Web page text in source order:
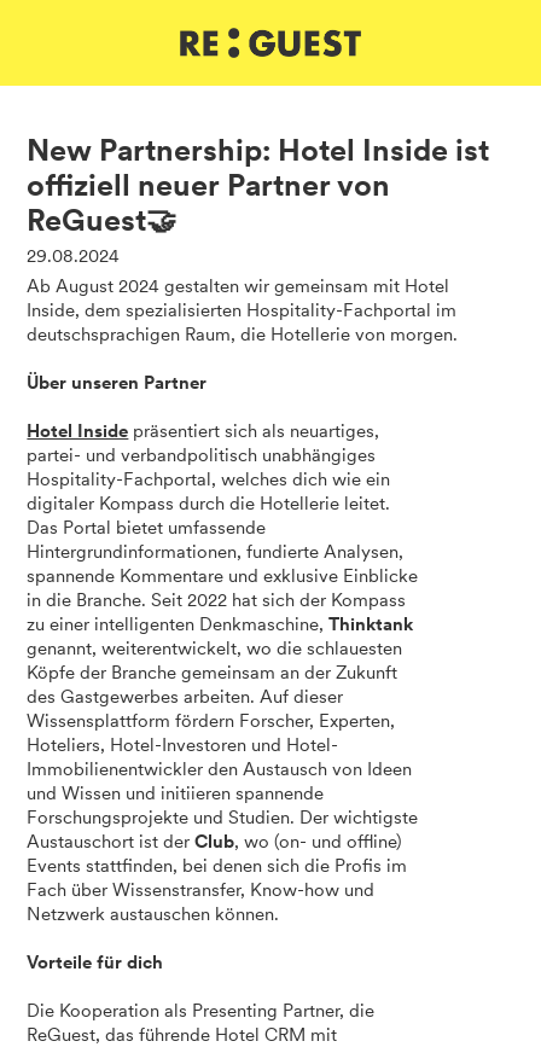
New Partnership: Hotel Inside ist
offiziell neuer Partner von
ReGuest🤝
29.08.2024
Ab August 2024 gestalten wir gemeinsam mit Hotel
Inside, dem spezialisierten Hospitality-Fachportal im
deutschsprachigen Raum, die Hotellerie von morgen.
Über unseren Partner
Hotel Inside präsentiert sich als neuartiges,
partei- und verbandpolitisch unabhängiges
Hospitality-Fachportal, welches dich wie ein
digitaler Kompass durch die Hotellerie leitet.
Das Portal bietet umfassende
Hintergrundinformationen, fundierte Analysen,
spannende Kommentare und exklusive Einblicke
in die Branche. Seit 2022 hat sich der Kompass
zu einer intelligenten Denkmaschine,Thinktank
genannt, weiterentwickelt, wo die schlauesten
Köpfe der Branche gemeinsam an der Zukunft
des Gastgewerbes arbeiten. Auf dieser
Wissensplattform fördern Forscher, Experten,
Hoteliers, Hotel-Investoren und Hotel-
Immobilienentwickler den Austausch von Ideen
und Wissen und initiieren spannende
Forschungsprojekte und Studien. Der wichtigste
Austauschort ist derClub, wo (on- und offline)
Events stattfinden, bei denen sich die Profis im
Fach über Wissenstransfer, Know-how und
Netzwerk austauschen können.
Vorteile für dich
Die Kooperation als Presenting Partner, die
ReGuest, das führende Hotel CRM mit